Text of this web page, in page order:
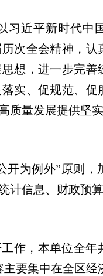
习近平新时代中
次全会精神，认
想，进一步完善
实、促规范、促
质量发展提供坚实
开为例外”原则，
计信息、财政预算
作，本单位全年
要集中在全区经